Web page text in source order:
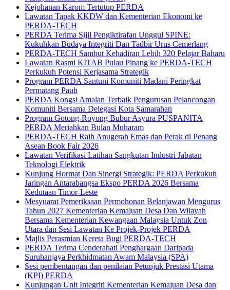
Kejohanan Karom Tertutup PERDA
Lawatan Tapak KKDW dan Kementerian Ekonomi ke
PERDA-TECH
PERDA Terima Sijil Pengiktirafan Unggul SPINE:
Kukuhkan Budaya Integriti Dan Tadbir Urus Cemerlang
PERDA-TECH Sambut Kehadiran Lebih 320 Pelajar Baharu
Lawatan Rasmi KITAB Pulau Pinang ke PERDA-TECH
Perkukuh Potensi Kerjasama Strategik
Program PERDA Santuni Komuniti Madani Peringkat
Permatang Pauh
PERDA Kongsi Amalan Terbaik Pengurusan Pelancongan
Komuniti Bersama Delegasi Kota Samarahan
Program Gotong-Royong Bubur Asyura PUSPANITA
PERDA Meriahkan Bulan Muharam
PERDA-TECH Raih Anugerah Emas dan Perak di Penang
Asean Book Fair 2026
Lawatan Verifikasi Latihan Sangkutan Industri Jabatan
Teknologi Elektrik
Kunjung Hormat Dan Sinergi Strategik: PERDA Perkukuh
Jaringan Antarabangsa Ekspo PERDA 2026 Bersama
Kedutaan Timor-Leste
Mesyuarat Pemeriksaan Permohonan Belanjawan Mengurus
Tahun 2027 Kementerian Kemajuan Desa Dan Wilayah
Bersama Kementerian Kewangaan Malaysia Untuk Zon
Utara dan Sesi Lawatan Ke Projek-Projek PERDA
Majlis Perasmian Kereta Bugi PERDA-TECH
PERDA Terima Cenderahati Penghargaan Daripada
Suruhanjaya Perkhidmatan Awam Malaysia (SPA)
Sesi pembentangan dan penilaian Petunjuk Prestasi Utama
(KPI) PERDA
Kunjungan Unit Integriti Kementerian Kemajuan Desa dan